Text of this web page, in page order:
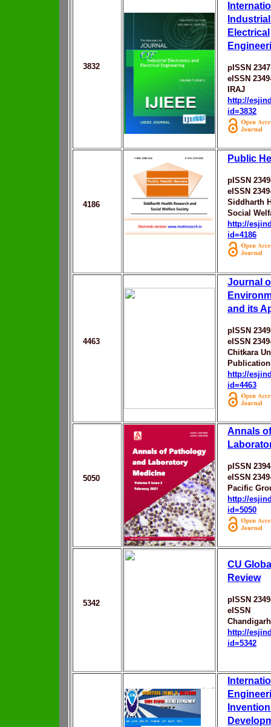
3832
Electrical
pISSN
eISSN
IRAJ
http://
id=3832
4186
Public
pISSN
eISSN
Siddharth
Social
http://
id=4186
4463
Journal
and its
pISSN
eISSN
Chitkara
http://
id=4463
5050
Annals
pISSN
eISSN
Pacific
http://
id=5050
5342
CU
Review
pISSN
eISSN
http://
id=5342